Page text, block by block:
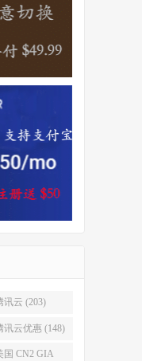
讯云 (203)
讯云优惠 (148)
国 CN2 GIA